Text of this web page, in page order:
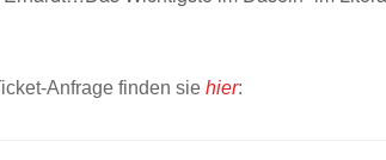
Anfrage finden sie hier: